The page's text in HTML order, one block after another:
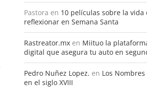
Pastora en 10 películas sobre la vida
reflexionar en Semana Santa
Rastreator.mx en Miituo la
digital que asegura tu auto en
Pedro Nuñez Lopez. en Los
en el siglo XVIII